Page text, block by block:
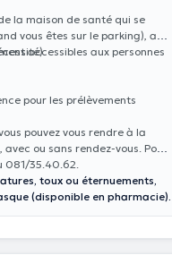
la maison de santé qui se
vous êtes sur le parking), au
accessibles aux personnes
pour les prélèvements
pouvez vous rendre à la
ou sans rendez-vous. Pour
081/35.40.62.
toux ou éternuements,
(disponible en pharmacie).